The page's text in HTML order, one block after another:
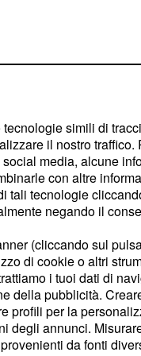
a procurarsi un
il piccolo
la Dicenta, la
la figlia a fare una
commissario
simili di
il nostro
media, alcune
con altre
tali tecnologie
negando il
(cliccando sul
di cookie o altri
i tuoi dati di
della pubblicità.
profili per la
degli annunci.
da fonti